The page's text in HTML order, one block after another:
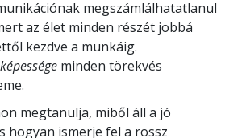
megszámlálhatatlanul
az élet minden részét jobbá
kezdve a munkáig.
képessége minden törekvés
megtanulja, miből áll a jó
hogyan ismerje fel a rossz